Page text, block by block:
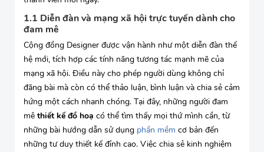
1.1 Diễn đàn và mạng xã hội trực tuyến dành cho
đam mê
Cộng đồng Designer được vận hành như một diễn đàn thế
hệ mới, tích hợp các tính năng tương tác mạnh mẽ của
mạng xã hội. Điều này cho phép người dùng không chỉ
đăng bài mà còn có thể thảo luận, bình luận và chia sẻ cảm
hứng một cách nhanh chóng. Tại đây, những người đam
mê thiết kế đồ hoạ có thể tìm thấy mọi thứ mình cần, từ
những bài hướng dẫn sử dụng phần mềm cơ bản đến
những tư duy thiết kế đỉnh cao. Việc chia sẻ kinh nghiệm